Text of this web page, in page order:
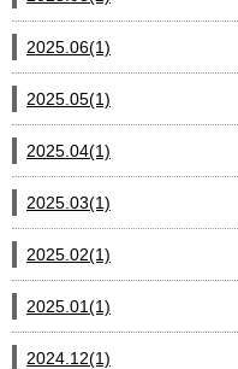
2025.06(1)
2025.05(1)
2025.04(1)
2025.03(1)
2025.02(1)
2025.01(1)
2024.12(1)